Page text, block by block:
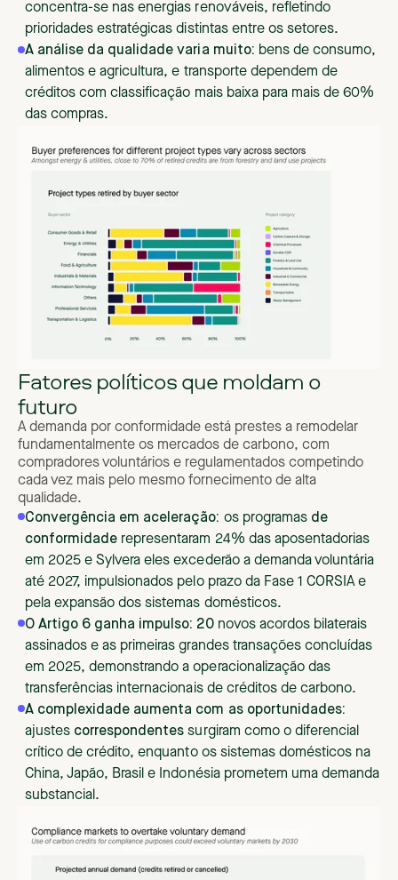
concentra-se nas energias renováveis, refletindo
prioridades estratégicas distintas entre os setores.
A análise da qualidade varia muito: bens de consumo,
alimentos e agricultura, e transporte dependem de
créditos com classificação mais baixa para mais de 60%
das compras.
Fatores políticos que moldam o
futuro
A demanda por conformidade está prestes a remodelar
fundamentalmente os mercados de carbono, com
compradores voluntários e regulamentados competindo
cada vez mais pelo mesmo fornecimento de alta
qualidade.
Convergência em aceleração: os programas de
conformidade representaram 24% das aposentadorias
em 2025 e Sylvera eles excederão a demanda voluntária
até 2027, impulsionados pelo prazo da Fase 1 CORSIA e
pela expansão dos sistemas domésticos.
O Artigo 6 ganha impulso: 20 novos acordos bilaterais
assinados e as primeiras grandes transações concluídas
em 2025, demonstrando a operacionalização das
transferências internacionais de créditos de carbono.
A complexidade aumenta com as oportunidades:
ajustes correspondentessurgiram como o diferencial
crítico de crédito, enquanto os sistemas domésticos na
China, Japão, Brasil e Indonésia prometem uma demanda
substancial.